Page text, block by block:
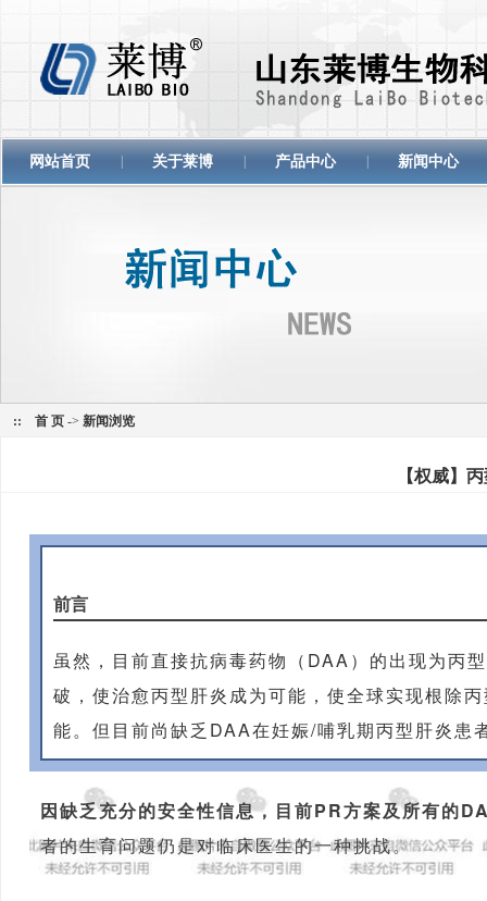
网站首页 关于莱博 产品中心 新闻中心
:: 首 页 -> 新闻浏览
【权威】
前言
虽然，目前直接抗病毒药物（DAA）的出现为丙
破，使治愈丙型肝炎成为可能，使全球实现根除
能。但目前尚缺乏DAA在妊娠/哺乳期丙型肝炎患
因缺乏充分的安全性信息，目前PR方案及所有的
者的生育问题仍是对临床医生的一种挑战。